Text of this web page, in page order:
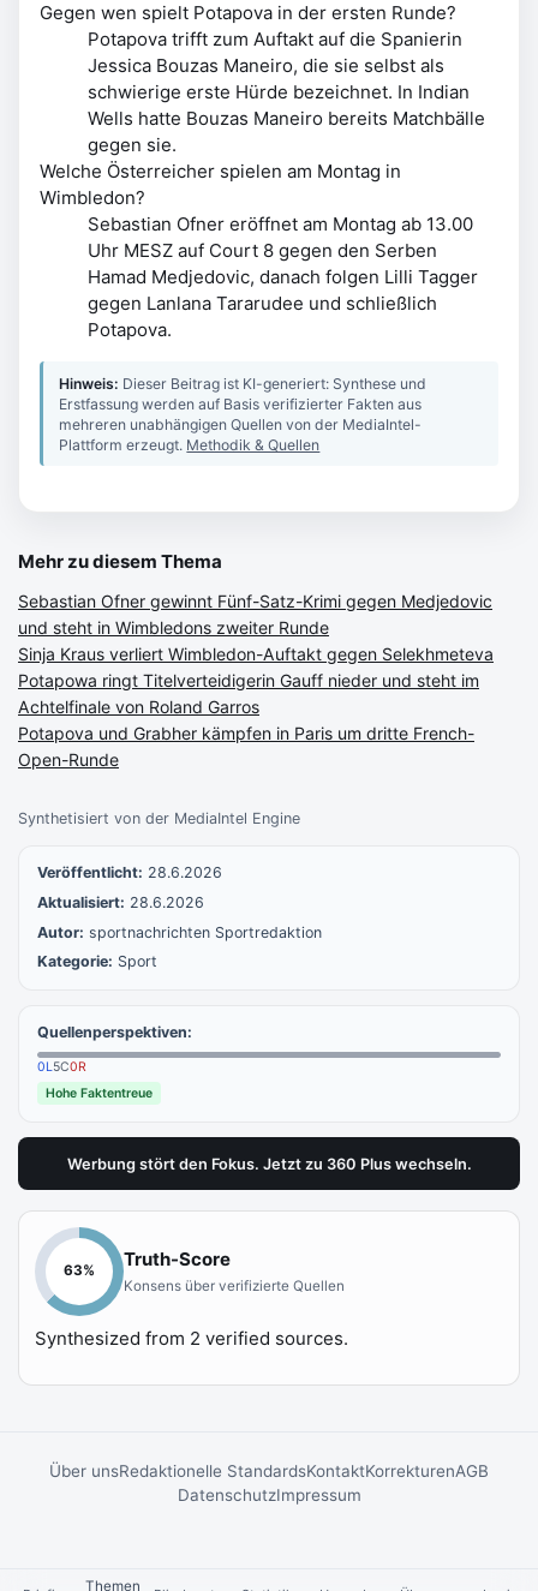
Synthetisiert von der MediaIntel Engine
Veröffentlicht: 28.6.2026
Aktualisiert: 28.6.2026
Autor: sportnachrichten Sportredaktion
Kategorie: Sport
Quellenperspektiven:
0L5C0R
Hohe Faktentreue
Werbung stört den Fokus. Jetzt zu 360 Plus wechseln.
Gegen wen spielt Potapova in der ersten Runde?
Potapova trifft zum Auftakt auf die Spanierin
Jessica Bouzas Maneiro, die sie selbst als
schwierige erste Hürde bezeichnet. In Indian
Wells hatte Bouzas Maneiro bereits Matchbälle
gegen sie.
Welche Österreicher spielen am Montag in
Wimbledon?
Sebastian Ofner eröffnet am Montag ab 13.00
Uhr MESZ auf Court 8 gegen den Serben
Hamad Medjedovic, danach folgen Lilli Tagger
gegen Lanlana Tararudee und schließlich
Potapova.
Hinweis: Dieser Beitrag ist KI-generiert: Synthese und
Erstfassung werden auf Basis verifizierter Fakten aus
mehreren unabhängigen Quellen von der MediaIntel-
Plattform erzeugt. Methodik & Quellen
Mehr zu diesem Thema
Sebastian Ofner gewinnt Fünf-Satz-Krimi gegen Medjedovic
und steht in Wimbledons zweiter Runde
Sinja Kraus verliert Wimbledon-Auftakt gegen Selekhmeteva
Potapowa ringt Titelverteidigerin Gauff nieder und steht im
Achtelfinale von Roland Garros
Potapova und Grabher kämpfen in Paris um dritte French-
Open-Runde
63%
Truth-Score
Konsens über verifizierte Quellen
Synthesized from 2 verified sources.
Über unsRedaktionelle StandardsKontaktKorrekturenAGB
DatenschutzImpressum
Themen